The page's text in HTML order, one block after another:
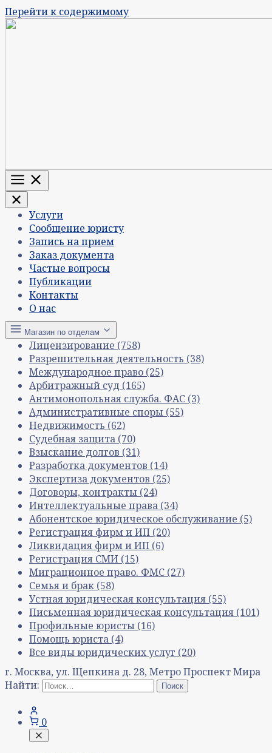
Перейти к содержимому
Меню
Услуги
Сообщение юристу
Запись на прием
Заказ документа
Частые вопросы
Публикации
Контакты
О нас
Магазин по отделам
Лицензирование (758)
Разрешительная деятельность (38)
Международное право (25)
Арбитражный суд (165)
Антимонопольная служба. ФАС (3)
Административные споры (55)
Недвижимость (62)
Судебная защита (70)
Взыскание долгов (31)
Разработка документов (14)
Экспертиза документов (25)
Договоры, контракты (24)
Интеллектуальные права (34)
Абонентское юридическое обслуживание (5)
Регистрация фирм и ИП (20)
Ликвидация фирм и ИП (6)
Регистрация СМИ (15)
Миграционное право. ФМС (27)
Семья и брак (58)
Устная юридическая консультация (55)
Письменная юридическая консультация (101)
Профильные юристы (16)
Помощь юриста (4)
Все виды юридических услуг (20)
г. Москва, ул. Щепкина д. 28, Метро Проспект Мира
Найти:
0